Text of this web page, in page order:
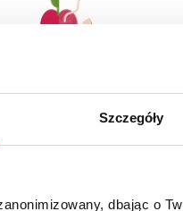
Szczegóły
dbając o